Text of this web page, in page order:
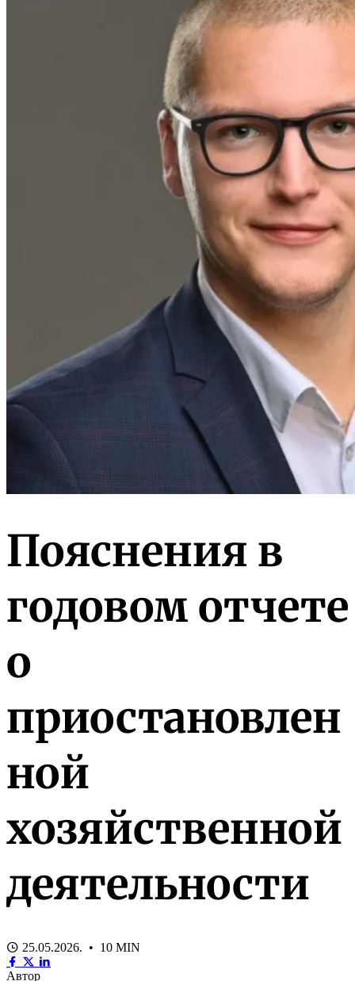
Пояснения в
годовом отчете
о
приостановлен
ной
хозяйственной
деятельности
25.05.2026. • 10 MIN
Автор